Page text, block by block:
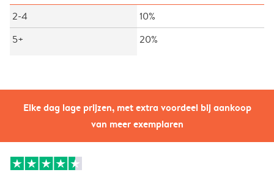
Elke dag lage prijzen, met extra voordeel bij aankoop
van meer exemplaren
2-4
10%
5+
20%